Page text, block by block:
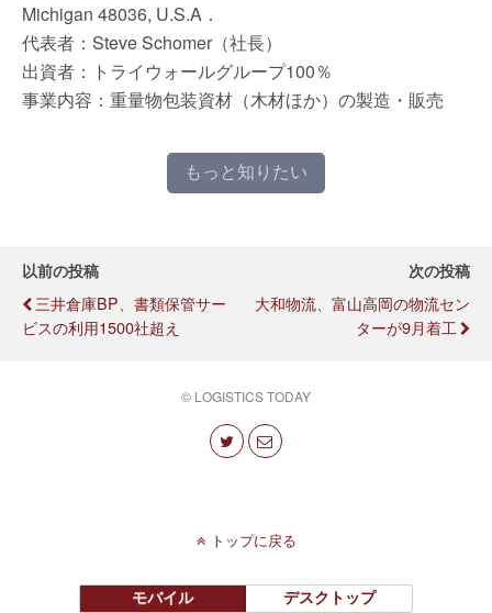
Michigan 48036, U.S.A．
代表者：Steve Schomer（社長）
出資者：トライウォールグループ100％
事業内容：重量物包装資材（木材ほか）の製造・販売
もっと知りたい
以前の投稿
三井倉庫BP、書類保管サー
ビスの利用1500社超え
次の投稿
大和物流、富山高岡の物流セン
ターが9月着工
© LOGISTICS TODAY
トップに戻る
モバイル デスクトップ